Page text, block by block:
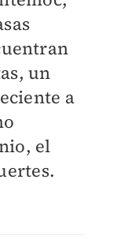
un
a
el